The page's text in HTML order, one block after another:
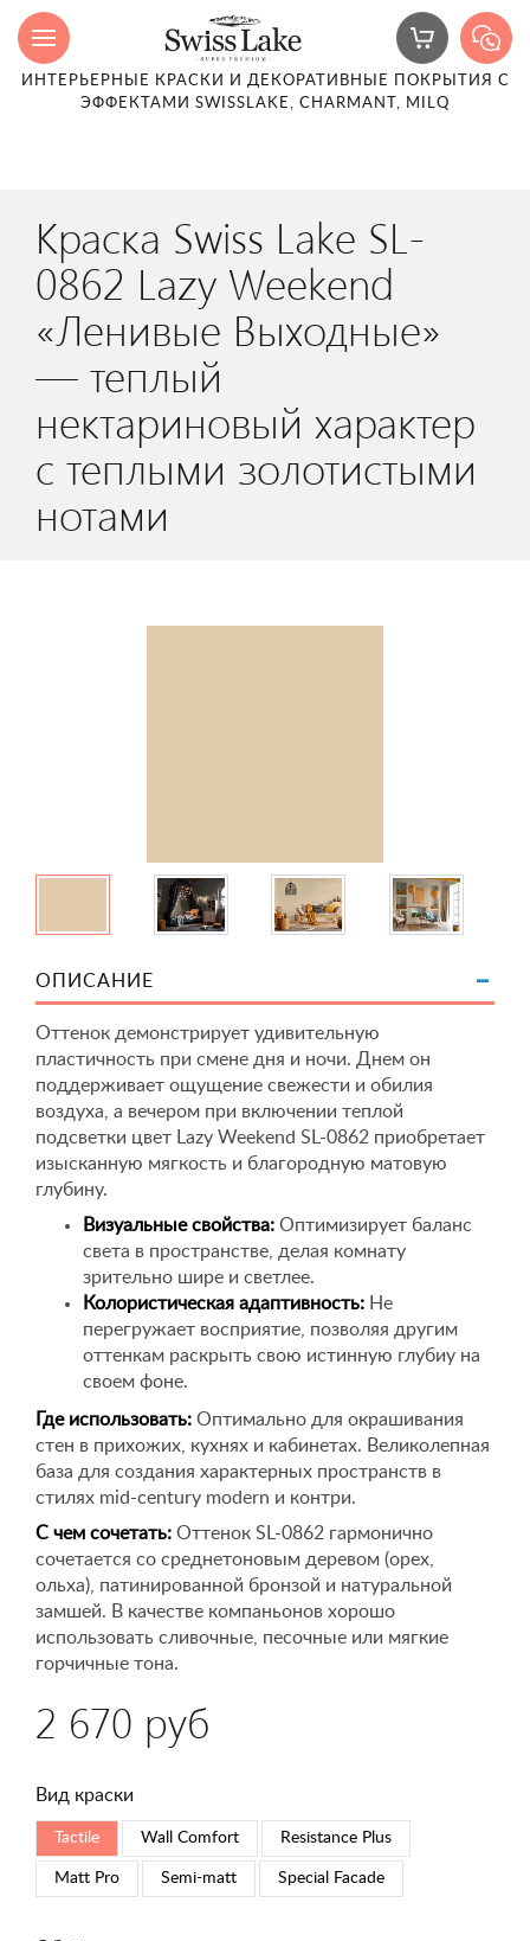
ИНТЕРЬЕРНЫЕ КРАСКИ И ДЕКОРАТИВНЫЕ ПОКРЫТИЯ С
ЭФФЕКТАМИ SWISSLAKE, CHARMANT, MILQ
Краска Swiss Lake SL-
0862 Lazy Weekend
«Ленивые Выходные»
— теплый
нектариновый характер
с теплыми золотистыми
нотами
ОПИСАНИЕ
Оттенок демонстрирует удивительную
пластичность при смене дня и ночи. Днем он
поддерживает ощущение свежести и обилия
воздуха, а вечером при включении теплой
подсветки цвет Lazy Weekend SL-0862 приобретает
изысканную мягкость и благородную матовую
глубину.
Визуальные свойства: Оптимизирует баланс
света в пространстве, делая комнату
зрительно шире и светлее.
Колористическая адаптивность: Не
перегружает восприятие, позволяя другим
оттенкам раскрыть свою истинную глубиу на
своем фоне.
Где использовать: Оптимально для окрашивания
стен в прихожих, кухнях и кабинетах. Великолепная
база для создания характерных пространств в
стилях mid-century modern и контри.
С чем сочетать: Оттенок SL-0862 гармонично
сочетается со среднетоновым деревом (орех,
ольха), патинированной бронзой и натуральной
замшей. В качестве компаньонов хорошо
использовать сливочные, песочные или мягкие
горчичные тона.
2 670 руб
Вид краски
Tactile Wall Comfort Resistance Plus
Matt Pro Semi-matt Special Faсade